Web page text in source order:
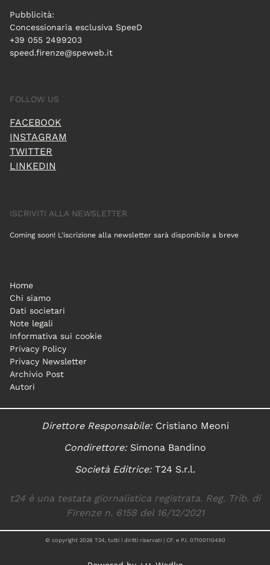
Pubblicità:
Concessionaria esclusiva SpeeD
+39 055 2499203
speed.firenze@speweb.it
FOLLOW US
FACEBOOK
INSTAGRAM
TWITTER
LINKEDIN
ISCRIVITI ALLA NEWSLETTER
Coming soon! L'iscrizione alla newsletter sarà disponibile a breve
Home
Chi siamo
Dati societari
Note legali
Informativa sui cookie
Privacy Policy
Privacy Newsletter
Archivio Post
Autori
Direttore Responsabile:Cristiano Meoni
Condirettore:Simona Bandino
Società Editrice:T24 S.r.l.
t24 è una testata giornalistica registrata. Reg. Trib. di
Firenze n. 6158 del 16/12/2021
© copyright 2026 T24, tutti i diritti riservati | CF. e P.I. 07100110480